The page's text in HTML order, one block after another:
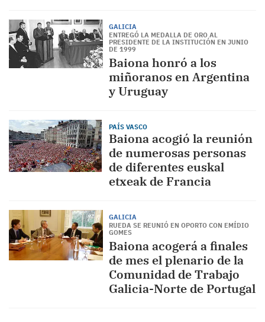
GALICIA
ENTREGÓ LA MEDALLA DE ORO AL
PRESIDENTE DE LA INSTITUCIÓN EN JUNIO
DE 1999
Baiona honró a los
miñoranos en Argentina
y Uruguay
PAÍS VASCO
Baiona acogió la reunión
de numerosas personas
de diferentes euskal
etxeak de Francia
GALICIA
RUEDA SE REUNIÓ EN OPORTO CON EMÍDIO
GOMES
Baiona acogerá a finales
de mes el plenario de la
Comunidad de Trabajo
Galicia-Norte de Portugal